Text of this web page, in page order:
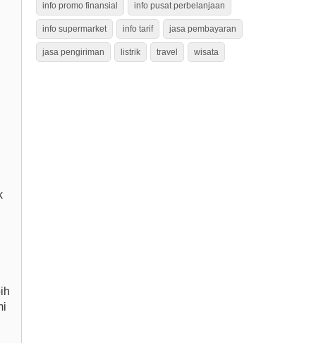
info promo finansial info pusat perbelanjaan
info supermarket info tarif jasa pembayaran
jasa pengiriman listrik travel wisata